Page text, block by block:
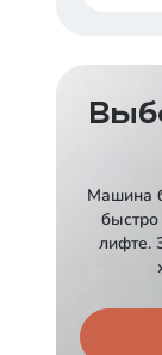
Ставка
30 лет
Машина
быстро
лифте.